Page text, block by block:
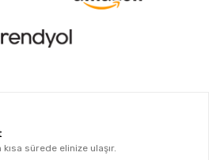
sürede elinize ulaşır.